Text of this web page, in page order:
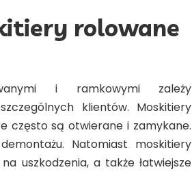
rolowane
i ramkowymi zależy
klientów. Moskitiery
często są otwierane i zamykane.
Natomiast moskitiery
uszkodzenia, a także łatwiejsze